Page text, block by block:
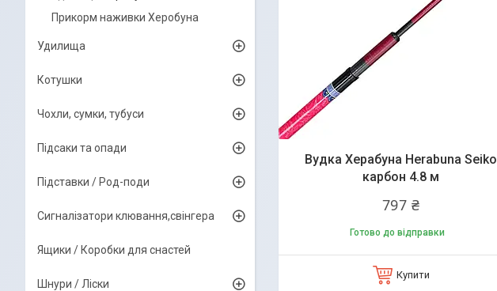
Вудка Херабуна Herabuna Seiko
карбон 4.8 м
797 ₴
Готово до відправки
Купити
Прикорм наживки Херобуна
Удилища
Котушки
Чохли, сумки, тубуси
Підсаки та опади
Підставки / Род-поди
Сигналізатори клювання,свінгера
Ящики / Коробки для снастей
Шнури / Ліски